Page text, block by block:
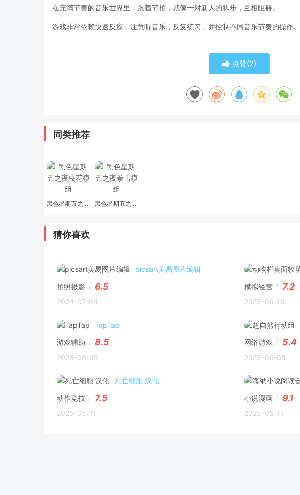
在充满节奏的音乐世界里，跟着节拍，就像一对新人的脚步，互相阻碍。
游戏非常依赖快速反应，注意听音乐，反复练习，并控制不同音乐节奏的操作。
点赞(2)
同类推荐
黑色星期五之夜校花模组 黑色星期五之夜拳击模组
猜你喜欢
picsart美易图片编辑
拍照摄影
6.5
2024-07-04
模拟经营
7.2
2025-06-19
TapTap
游戏辅助
8.5
2025-06-09
网络游戏
5.4
2025-06-05
死亡细胞 汉化
动作竞技
7.5
2025-05-11
小说漫画 9.1
2025-05-11